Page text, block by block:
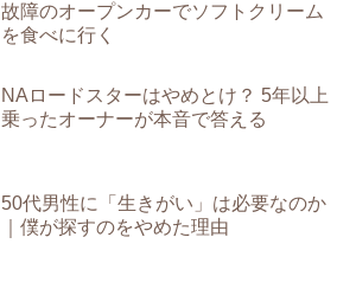
故障のオープンカーでソフトクリーム
を食べに行く
NAロードスターはやめとけ？ 5年以上
乗ったオーナーが本音で答える
50代男性に「生きがい」は必要なのか
｜僕が探すのをやめた理由